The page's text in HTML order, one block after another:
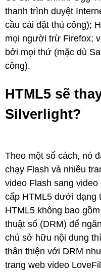
thanh trình duyệt
cầu cài đặt thủ công);
mọi người trừ Firefox;
bởi mọi thứ (mặc dù
công).
HTML5 sẽ
Silverlight?
Theo một số cách, nó
chạy Flash và nhiều
video Flash sang
cấp HTML5 dưới dạng
HTML5 không bao
thuật số (DRM) để
chủ sở hữu nội dung
thân thiện với DRM
trang web video